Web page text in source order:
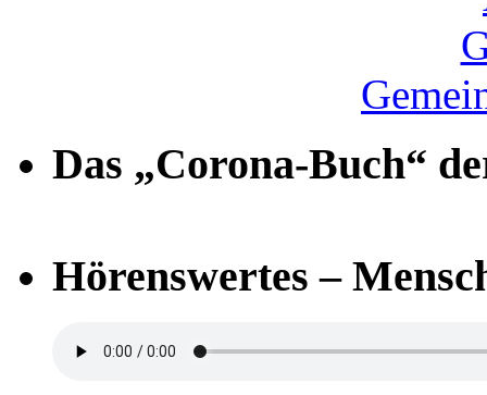
Das „Corona-Buch“
Hörenswertes –